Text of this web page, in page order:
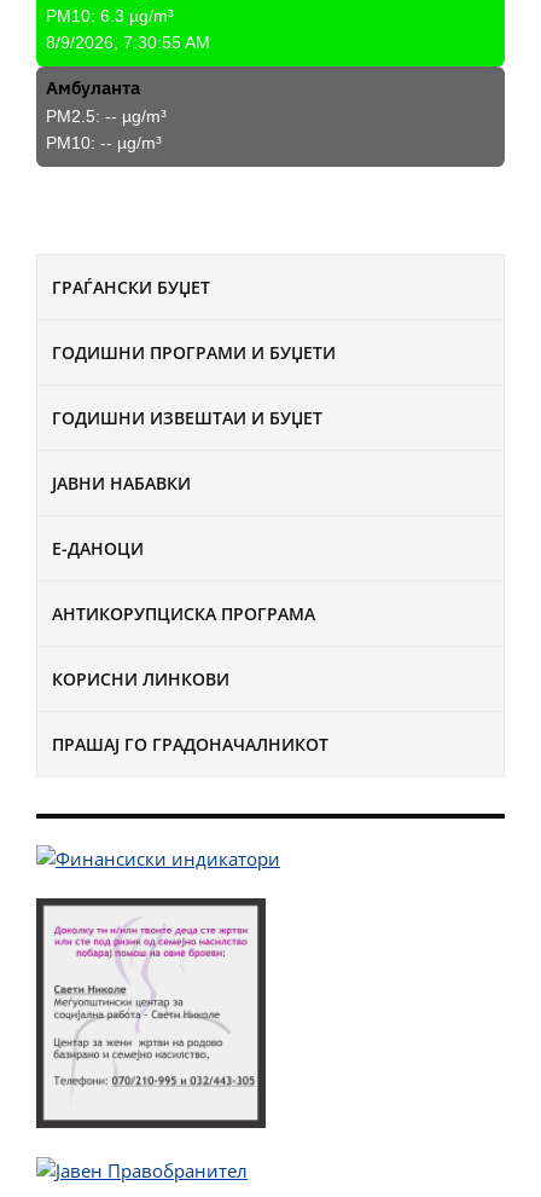
ГРАЃАНСКИ БУЏЕТ
ГОДИШНИ ПРОГРАМИ И БУЏЕТИ
ГОДИШНИ ИЗВЕШТАИ И БУЏЕТ
ЈАВНИ НАБАВКИ
Е-ДАНОЦИ
АНТИКОРУПЦИСКА ПРОГРАМА
КОРИСНИ ЛИНКОВИ
ПРАШАЈ ГО ГРАДОНАЧАЛНИКОТ
PM10: 6.3 µg/m³
8/9/2026, 7:30:55 AM
Амбуланта
PM2.5: -- µg/m³
PM10: -- µg/m³